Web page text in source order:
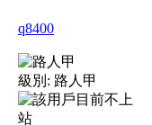
q8400
級別: 路人甲